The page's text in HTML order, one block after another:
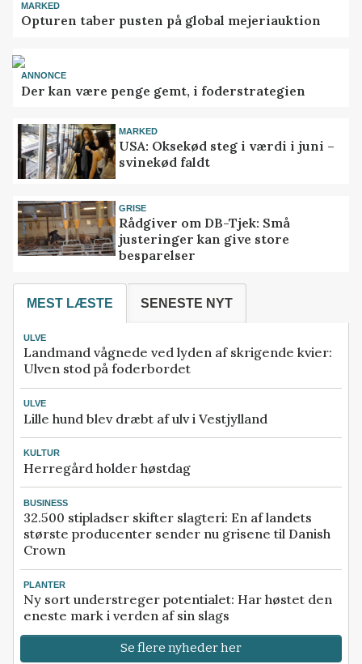
MARKED
Opturen taber pusten på global mejeriauktion
ANNONCE
Der kan være penge gemt, i foderstrategien
MARKED
USA: Oksekød steg i værdi i juni –
svinekød faldt
GRISE
Rådgiver om DB-Tjek: Små
justeringer kan give store
besparelser
MEST LÆSTE SENESTE NYT
ULVE
Landmand vågnede ved lyden af skrigende kvier:
Ulven stod på foderbordet
ULVE
Lille hund blev dræbt af ulv i Vestjylland
KULTUR
Herregård holder høstdag
BUSINESS
32.500 stipladser skifter slagteri: En af landets
største producenter sender nu grisene til Danish
Crown
PLANTER
Ny sort understreger potentialet: Har høstet den
eneste mark i verden af sin slags
Se flere nyheder her